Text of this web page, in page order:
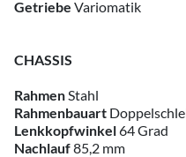
Getriebe Variomatik
CHASSIS
Rahmen Stahl
Rahmenbauart
Lenkkopfwinkel64 Grad
Nachlauf85,2 mm